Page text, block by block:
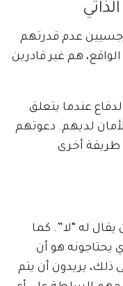
عدم قدرتهم
هم غير قادرين
عندما يتعلق
لديهم. دعوتهم
أخرى
له “لا”. كما
يحتاجونه هو أن
ذلك، يريدون أن يتم